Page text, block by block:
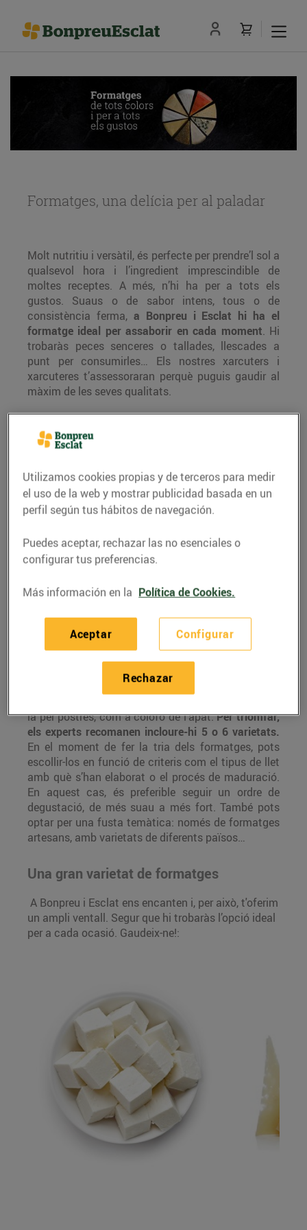
Formatges, una delícia per al paladar
Molt nutritiu i versàtil, és perfecte per prendre’l sol a
qualsevol hora i l’ingredient imprescindible de
moltes receptes. A més, n’hi ha per a tots els
gustos. Suaus o de sabor intens, tous o de
consistència ferma, a Bonpreu i Esclat hi ha el
formatge ideal per assaborir en cada moment. Hi
trobaràs peces senceres o tallades, llescades a
punt per consumirles… Els nostres xarcuters i
xarcuteres t’assessoraran perquè puguis gaudir al
màxim de les seves qualitats.
Articles recomenats de formatges a
Bonpreu i Esclat
Formatge: un aliment per a tots els
Formatges de
assortiment de formatges
opció que mai no falla quan tenim convidats. Pots
la per postres, com a colofó de l’àpat.Per triomfar,
els experts recomanen incloure-hi 5 o 6 varietats.
En el moment de fer la tria dels formatges, pots
escollir-los en funció de criteris com el tipus de llet
amb què s’han elaborat o el procés de maduració.
En aquest cas, és preferible seguir un ordre de
degustació, de més suau a més fort. També pots
optar per una fusta temàtica: només de formatges
artesans, amb varietats de diferents països…
Una gran varietat de formatges
A Bonpreu i Esclat ens encanten i, per això, t'oferim
un ampli ventall. Segur que hi trobaràs l’opció ideal
per a cada ocasió. Gaudeix-ne!:
Utilizamos cookies propias y de terceros para medir
el uso de la web y mostrar publicidad basada en un
perfil según tus hábitos de navegación.
Puedes aceptar, rechazar las no esenciales o
configurar tus preferencias.
Más información en la Política de Cookies.
Configurar
Rechazar
Aceptar